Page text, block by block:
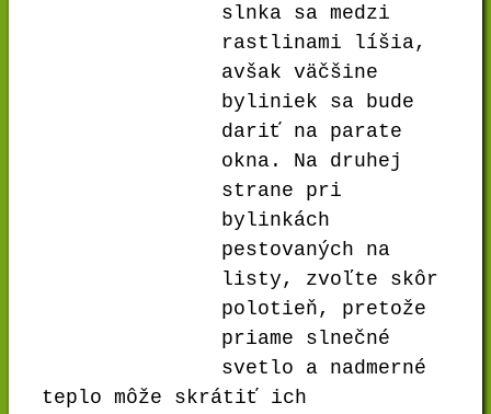
slnka sa medzi
rastlinami líšia,
avšak väčšine
byliniek sa bude
dariť na parate
okna. Na druhej
strane pri
bylinkách
pestovaných na
listy, zvoľte skôr
polotieň, pretože
priame slnečné
svetlo a nadmerné
teplo môže skrátiť ich